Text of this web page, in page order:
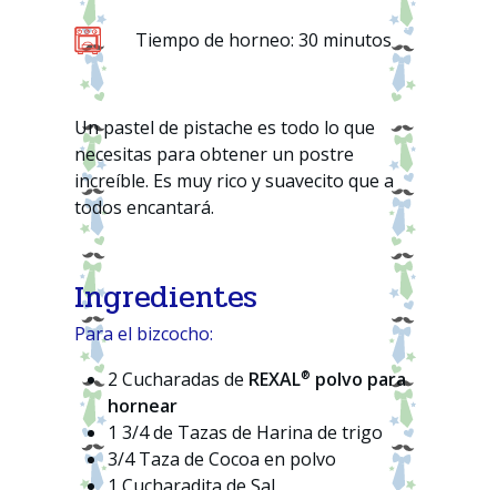
Tiempo de horneo: 30 minutos
Un pastel de pistache es todo lo que
necesitas para obtener un postre
increíble. Es muy rico y suavecito que a
todos encantará.
Ingredientes
Para el bizcocho:
2 Cucharadas de REXAL® polvo para
hornear
1 3/4 de Tazas de Harina de trigo
3/4 Taza de Cocoa en polvo